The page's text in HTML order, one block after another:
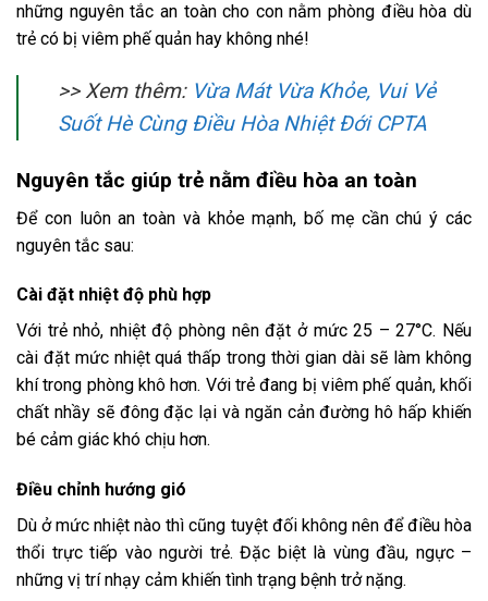
những nguyên tắc an toàn cho con nằm phòng điều hòa dù
trẻ có bị viêm phế quản hay không nhé!
>> Xem thêm: Vừa Mát Vừa Khỏe, Vui Vẻ
Suốt Hè Cùng Điều Hòa Nhiệt Đới CPTA
Nguyên tắc giúp trẻ nằm điều hòa an toàn
Để con luôn an toàn và khỏe mạnh, bố mẹ cần chú ý các
nguyên tắc sau:
Cài đặt nhiệt độ phù hợp
Với trẻ nhỏ, nhiệt độ phòng nên đặt ở mức 25 – 27°C. Nếu
cài đặt mức nhiệt quá thấp trong thời gian dài sẽ làm không
khí trong phòng khô hơn. Với trẻ đang bị viêm phế quản, khối
chất nhầy sẽ đông đặc lại và ngăn cản đường hô hấp khiến
bé cảm giác khó chịu hơn.
Điều chỉnh hướng gió
Dù ở mức nhiệt nào thì cũng tuyệt đối không nên để điều hòa
thổi trực tiếp vào người trẻ. Đặc biệt là vùng đầu, ngực –
những vị trí nhạy cảm khiến tình trạng bệnh trở nặng.